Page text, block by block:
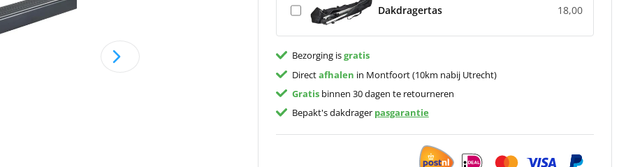
Dakdragertas 18,00
Bezorging isgratis
Directafhalen in Montfoort (10km nabij Utrecht)
Gratisbinnen 30 dagen te retourneren
Bepakt's dakdrager pasgarantie